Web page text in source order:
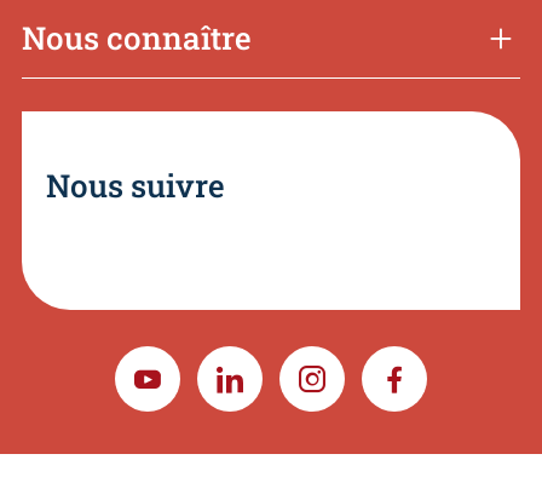
Nous connaître
Nous suivre
YOUTUBELINKEDININSTAGRAMFACEBOOK